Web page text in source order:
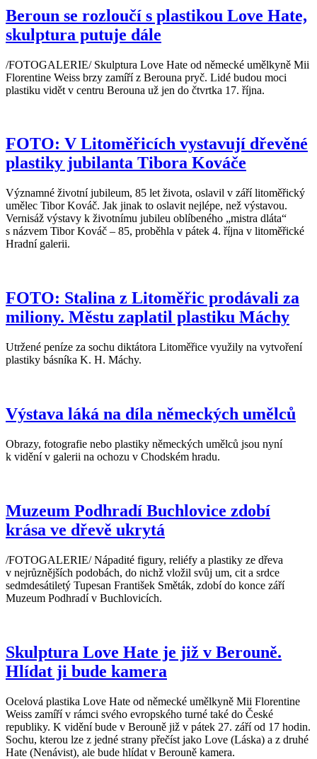
Beroun se rozloučí s plastikou Love Hate,
skulptura putuje dále
/FOTOGALERIE/ Skulptura Love Hate od německé umělkyně Mii
Florentine Weiss brzy zamíří z Berouna pryč. Lidé budou moci
plastiku vidět v centru Berouna už jen do čtvrtka 17. října.
FOTO: V Litoměřicích vystavují dřevěné
plastiky jubilanta Tibora Kováče
Významné životní jubileum, 85 let života, oslavil v září litoměřický
umělec Tibor Kováč. Jak jinak to oslavit nejlépe, než výstavou.
Vernisáž výstavy k životnímu jubileu oblíbeného „mistra dláta“
s názvem Tibor Kováč – 85, proběhla v pátek 4. října v litoměřické
Hradní galerii.
FOTO: Stalina z Litoměřic prodávali za
miliony. Městu zaplatil plastiku Máchy
Utržené peníze za sochu diktátora Litoměřice využily na vytvoření
plastiky básníka K. H. Máchy.
Výstava láká na díla německých umělců
Obrazy, fotografie nebo plastiky německých umělců jsou nyní
k vidění v galerii na ochozu v Chodském hradu.
Muzeum Podhradí Buchlovice zdobí
krása ve dřevě ukrytá
/FOTOGALERIE/ Nápadité figury, reliéfy a plastiky ze dřeva
v nejrůznějších podobách, do nichž vložil svůj um, cit a srdce
sedmdesátiletý Tupesan František Směták, zdobí do konce září
Muzeum Podhradí v Buchlovicích.
Skulptura Love Hate je již v Berouně.
Hlídat ji bude kamera
Ocelová plastika Love Hate od německé umělkyně Mii Florentine
Weiss zamíří v rámci svého evropského turné také do České
republiky. K vidění bude v Berouně již v pátek 27. září od 17 hodin.
Sochu, kterou lze z jedné strany přečíst jako Love (Láska) a z druhé
Hate (Nenávist), ale bude hlídat v Berouně kamera.